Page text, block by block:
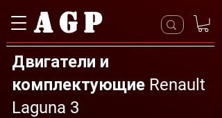
AGP
Двигатели и
комплектующие Renault
Laguna 3